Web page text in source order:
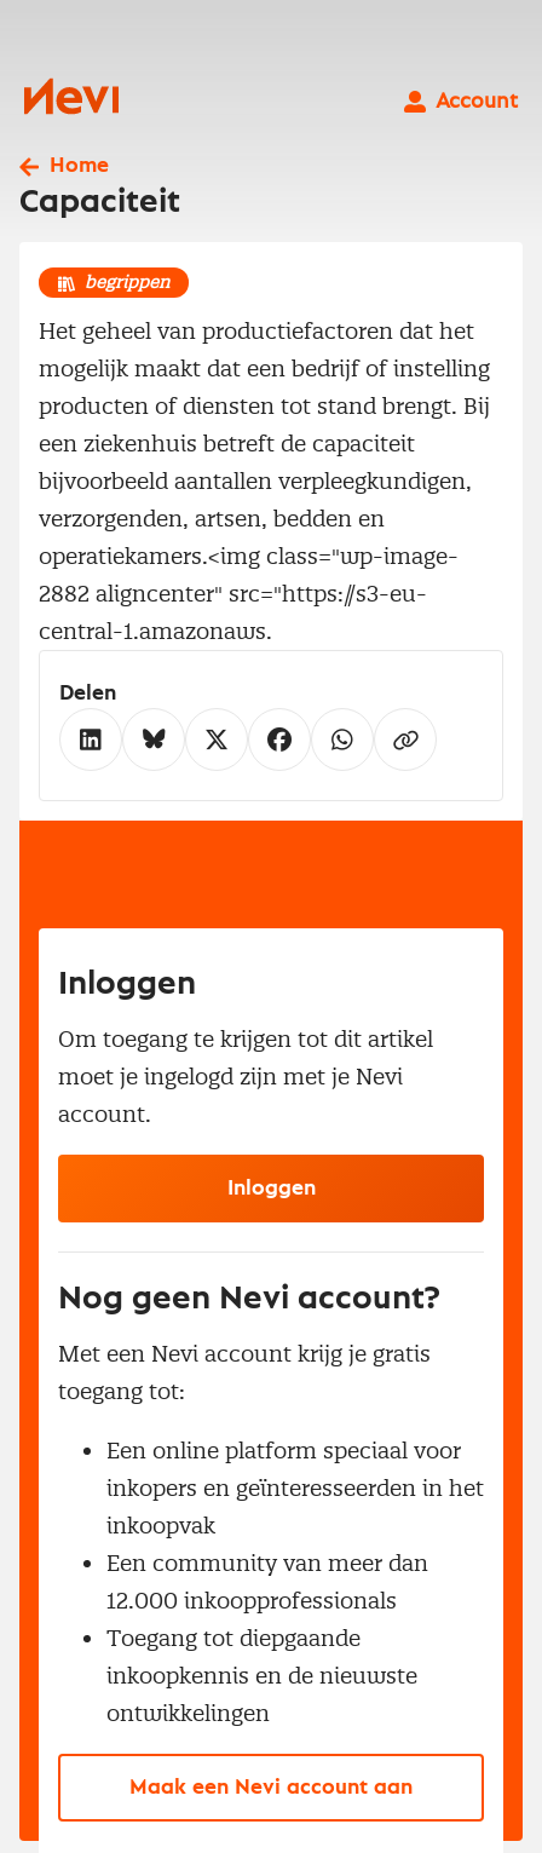
Nevi
Account
Home
Capaciteit
begrippen
Het geheel van productiefactoren dat het
mogelijk maakt dat een bedrijf of instelling
producten of diensten tot stand brengt. Bij
een ziekenhuis betreft de capaciteit
bijvoorbeeld aantallen verpleegkundigen,
verzorgenden, artsen, bedden en
operatiekamers.<img class="wp-image-
2882 aligncenter" src="https://s3-eu-
central-1.amazonaws.
Delen
Inloggen
Om toegang te krijgen tot dit artikel
moet je ingelogd zijn met je Nevi
account.
Inloggen
Nog geen Nevi account?
Met een Nevi account krijg je gratis
toegang tot:
Een online platform speciaal voor
inkopers en geïnteresseerden in het
inkoopvak
Een community van meer dan
12.000 inkoopprofessionals
Toegang tot diepgaande
inkoopkennis en de nieuwste
ontwikkelingen
Maak een Nevi account aan